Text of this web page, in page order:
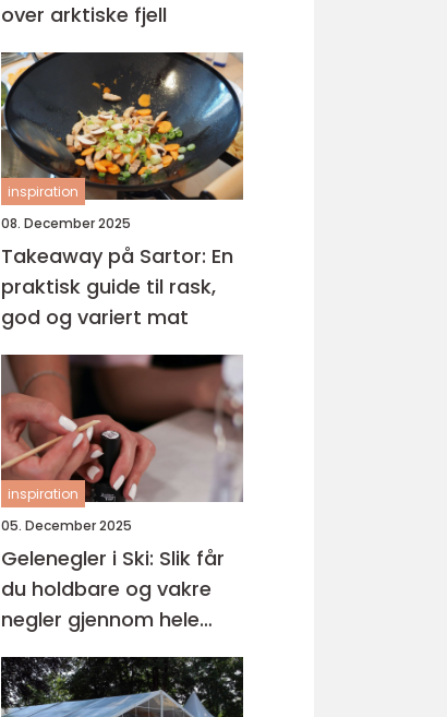
over arktiske fjell
inspiration
08. December 2025
Takeaway på Sartor: En
praktisk guide til rask,
god og variert mat
inspiration
05. December 2025
Gelenegler i Ski: Slik får
du holdbare og vakre
negler gjennom hele
året